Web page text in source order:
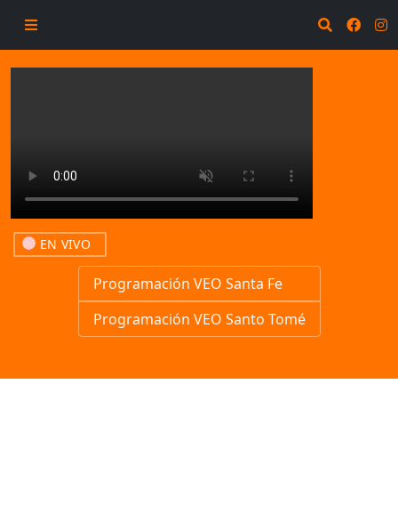
EN VIVO
Programación VEO Santa Fe
Programación VEO Santo Tomé